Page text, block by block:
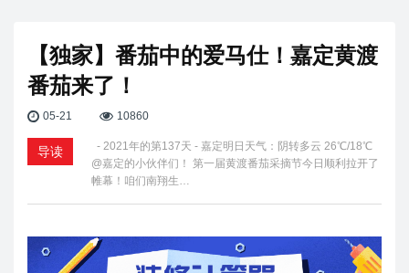
【独家】番茄中的爱马仕！嘉定黄渡
番茄来了！
05-21 10860
导读
- 2021年的第137天 - 嘉定明日天气：阴转多云 26℃/18℃
@嘉定的小伙伴们！ 第一届黄渡番茄采摘节今日顺利拉开了
帷幕！咱们南翔生…